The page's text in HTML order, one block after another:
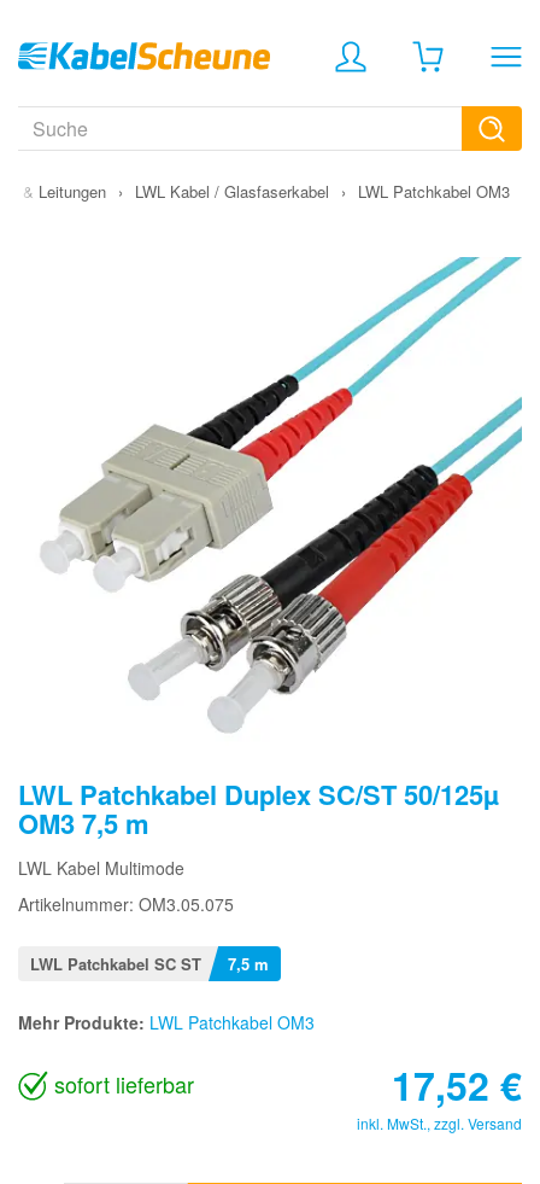
& Leitungen › LWL Kabel / Glasfaserkabel › LWL Patchkabel OM3
LWL Patchkabel Duplex SC/ST 50/125µ
OM3 7,5 m
LWL Kabel Multimode
Artikelnummer: OM3.05.075
LWL Patchkabel SC ST 7,5 m
Mehr Produkte: LWL Patchkabel OM3
sofort lieferbar 17,52 €
inkl. MwSt., zzgl. Versand